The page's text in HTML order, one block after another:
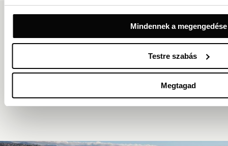
Mindennek a megengedése
Testre szabás
Megtagad
Royal Beach
Élvezze a közvetlen kijárást a tengerparti teraszra, ahol fehér
baldachinok, napozóágyak, tengerparti koktélok és mediterrán
falatok várják. A nyílt Adria látványa tökéletes hátteret nyújt a
napsütötte órákhoz, a tengeri szellőhöz és a kellemes estékhez.
TUDJON MEG TÖBBET